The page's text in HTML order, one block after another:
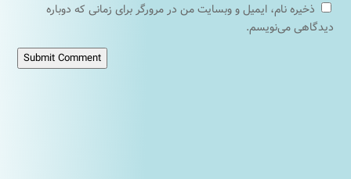
ذخیره نام، ایمیل و وبسایت من در مرورگر برای زمانی که دوباره
دیدگاهی می‌نویسم.
Submit Comment